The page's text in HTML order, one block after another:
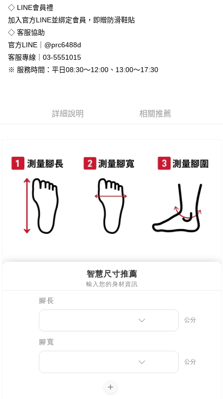
免運費
付款後全家取貨
免運費
7-11付款取貨
每筆NT$80，滿NT$800(含以上)免運費
離島郵局配送
每筆NT$90，滿NT$999(含以上)免運費
【宇迅國際】限一般住址，不支援智能櫃 查看運費
◇ LINE會員禮
加入官方LINE並綁定會員，即贈防滑鞋貼
◇ 客服協助
官方LINE｜@prc6488d
客服專線｜03-5551015
※ 服務時間：平日08:30～12:00、13:00～17:30
詳細說明 相關推薦